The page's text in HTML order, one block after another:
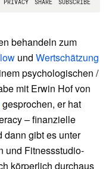
behandeln zum
und Wertschätzung
psychologischen /
mit Erwin Hof von
gesprochen, er hat
– finanzielle
dann gibt es unter
und Fitnessstudio-
körperlich durchaus